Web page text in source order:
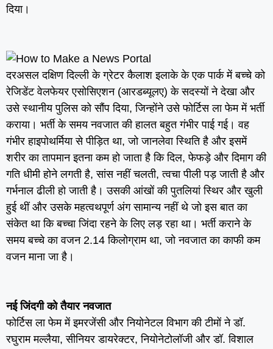
दिया।
दरअसल दक्षिण दिल्ली के ग्रेटर कैलाश इलाके के एक पार्क में बच्चे को
रेजिडेंट वेलफेयर एसोसिएशन (आरडब्यूलए) के सदस्यों ने देखा और
उसे स्थानीय पुलिस को सौंप दिया, जिन्होंने उसे फोर्टिस ला फेम में भर्ती
कराया। भर्ती के समय नवजात की हालत बहुत गंभीर पाई गई। वह
गंभीर हाइपोथर्मिया से पीड़ित था, जो जानलेवा स्थिति है और इसमें
शरीर का तापमान इतना कम हो जाता है कि दिल, फेफड़े और दिमाग की
गति धीमी होने लगती है, सांस नहीं चलती, त्वचा पीली पड़ जाती है और
गर्भनाल ढीली हो जाती है। उसकी आंखों की पुतलियां स्थिर और खुली
हुई थीं और उसके महत्वथपूर्ण अंग सामान्य नहीं थे जो इस बात का
संकेत था कि बच्चा जिंदा रहने के लिए लड़ रहा था। भर्ती कराने के
समय बच्चे का वजन 2.14 किलोग्राम था, जो नवजात का काफी कम
वजन माना जा है।
नई जिंदगी को तैयार नवजात
फोर्टिस ला फेम में इमरजेंसी और नियोनेटल विभाग की टीमों ने डॉ.
रघुराम मल्लैया, सीनियर डायरेक्टर, नियोनेटोलॉजी और डॉ. विशाल